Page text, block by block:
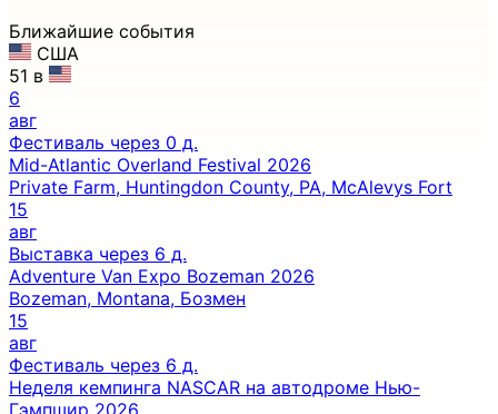
Ближайшие события
США
51 в
6
авг
Фестиваль через 0 д.
Mid-Atlantic Overland Festival 2026
Private Farm, Huntingdon County, PA, McAlevys Fort
15
авг
Выставка через 6 д.
Adventure Van Expo Bozeman 2026
Bozeman, Montana, Бозмен
15
авг
Фестиваль через 6 д.
Неделя кемпинга NASCAR на автодроме Нью-
Гэмпшир 2026